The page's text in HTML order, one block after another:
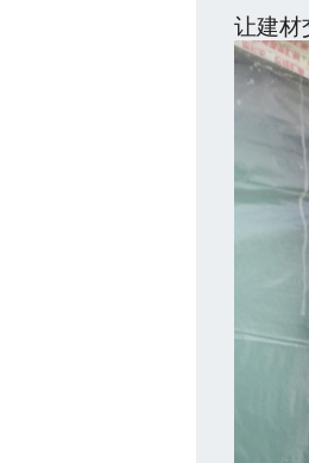
让建材